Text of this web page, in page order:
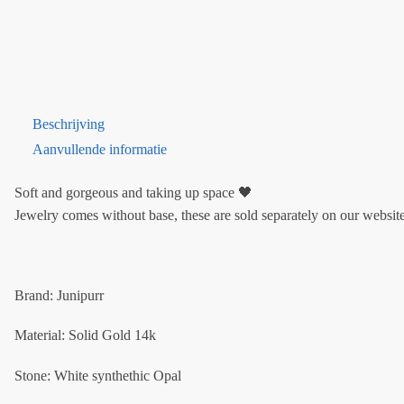
Beschrijving
Aanvullende informatie
Soft and gorgeous and taking up space 🖤
Jewelry comes without base, these are sold separately on our
Brand: Junipurr
Material: Solid Gold 14k
Stone: White synthethic Opal